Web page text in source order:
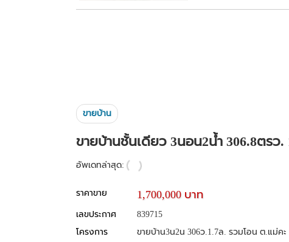
ขายบ้าน
ขายบ้านชั้นเดียว 3นอน2น้ำ 306.8ตรว
อัพเดทล่าสุด:
ราคาขาย 1,700,000 บาท
เลขประกาศ
839715
โครงการ
ขายบ้าน3น2น 306ว.1.7ล. รวมโอน ต.แม่คะ